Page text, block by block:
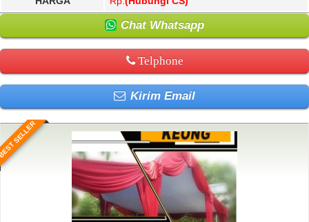
Chat Whatsapp
Telphone
Kirim Email
SELLER